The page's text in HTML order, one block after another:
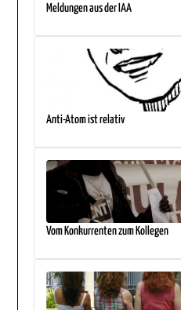
Meldungen aus der IAA
Anti-Atom ist relativ
Vom Konkurrenten zum Kollegen